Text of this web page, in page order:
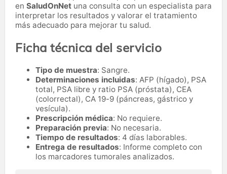
en SaludOnNet una consulta con un especialista para
interpretar los resultados y valorar el tratamiento
más adecuado para mejorar tu salud.
Ficha técnica del servicio
Tipo de muestra: Sangre.
Determinaciones incluidas: AFP (hígado), PSA
total, PSA libre y ratio PSA (próstata), CEA
(colorrectal), CA 19-9 (páncreas, gástrico y
vesícula).
Prescripción médica: No requiere.
Preparación previa: No necesaria.
Tiempo de resultados: 4 días laborables.
Entrega de resultados: Informe completo con
los marcadores tumorales analizados.